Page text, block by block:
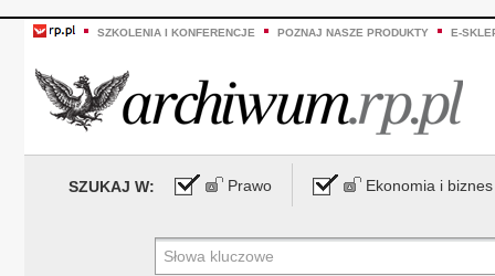
SZKOLENIA I KONFERENCJE POZNAJ NASZE PRODUKTY E-
SZUKAJ W: Prawo Ekonomia i biznes